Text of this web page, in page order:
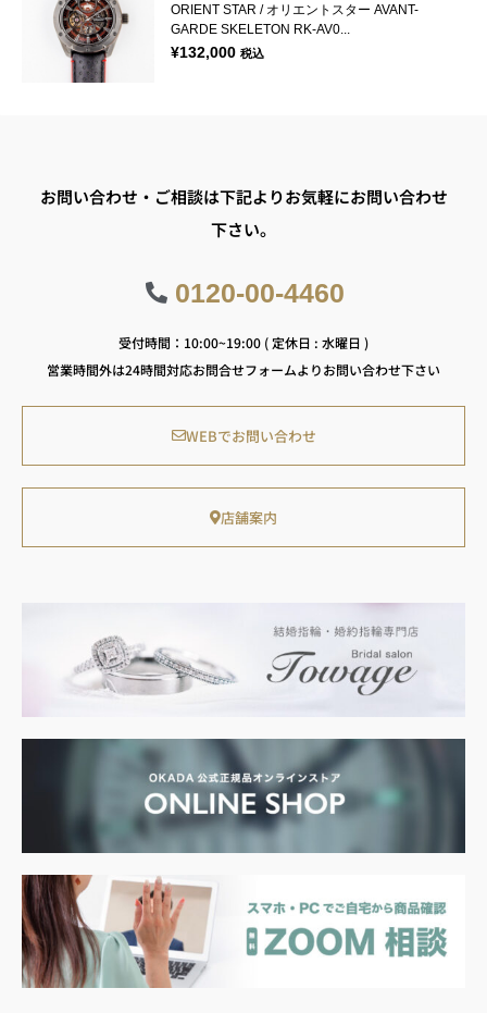
ORIENT STAR / オリエントスター AVANT-
GARDE SKELETON RK-AV0...
¥132,000 税込
お問い合わせ・ご相談は下記よりお気軽にお問い合わせ
下さい。
0120-00-4460
受付時間：10:00~19:00 ( 定休日 : 水曜日 )
営業時間外は24時間対応お問合せフォームよりお問い合わせ下さい
WEBでお問い合わせ
店舗案内